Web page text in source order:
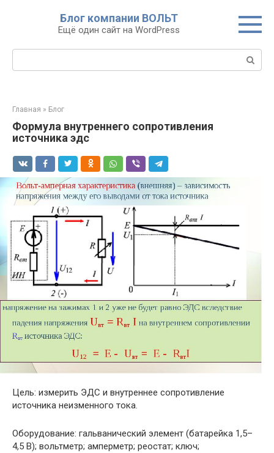
Блог компании ВОЛЬТ
Ещё один сайт на WordPress
Поиск:
Главная » Блог
Формула внутреннего сопротивления
источника эдс
Цель: измерить ЭДС и внутреннее сопротивление
источника неизменного тока.
Оборудование: гальванический элемент (батарейка 1,5–
4,5 В); вольтметр; амперметр; реостат; ключ;